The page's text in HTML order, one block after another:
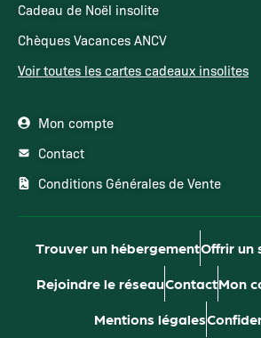
Cadeau de Noël insolite
Chèques Vacances ANCV
Voir toutes les cartes cadeaux insolites
Mon compte
Contact
Conditions Générales de Vente
Trouver un hébergementOffrir un
Rejoindre le réseauContactMon
Mentions légales